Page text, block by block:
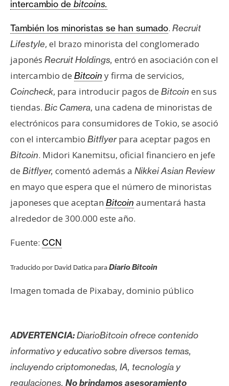
intercambio de bitcoins.
También los minoristas se han sumado. Recruit
Lifestyle, el brazo minorista del conglomerado
japonés Recruit Holdings, entró en asociación con el
intercambio de Bitcoin y firma de servicios,
Coincheck, para introducir pagos de Bitcoin en sus
tiendas. Bic Camera, una cadena de minoristas de
electrónicos para consumidores de Tokio, se asoció
con el intercambio Bitflyerpara aceptar pagos en
Bitcoin. Midori Kanemitsu, oficial financiero en jefe
de Bitflyer, comentó además a Nikkei Asian Review
en mayo que espera que el número de minoristas
japoneses que aceptan Bitcoin aumentará hasta
alrededor de 300.000 este año.
Fuente: CCN
Traducido por David Datica para Diario Bitcoin
Imagen tomada de Pixabay, dominio público
ADVERTENCIA:DiarioBitcoin ofrece contenido
informativo y educativo sobre diversos temas,
incluyendo criptomonedas, IA, tecnología y
regulaciones. No brindamos asesoramiento